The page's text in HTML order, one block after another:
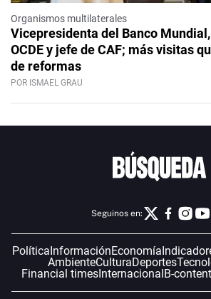
Organismos multilaterales
Vicepresidenta del Banco
OCDE y jefe de CAF; más visitas
de reformas
POR ISMAEL GRAU
Seguinos en:
PolíticaInformaciónEconomía
AmbienteCulturaDeportes
Financial timesInternacionalB-content